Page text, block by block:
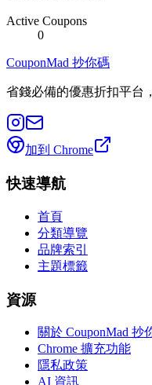
Active Coupons
0
CouponMad 抄你碼
省錢必備的優惠折扣平台
加到 Chrome
快速導航
首頁
分類導覽
品牌索引
主題標籤
資源
關於 CouponMad 抄
Chrome 擴充功能
隱私政策
AI 資訊